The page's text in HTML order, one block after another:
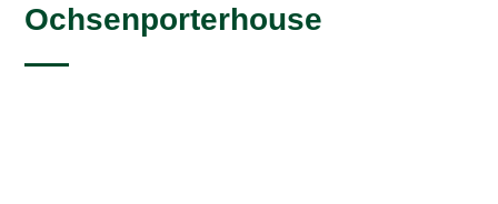
Ochsenporterhouse